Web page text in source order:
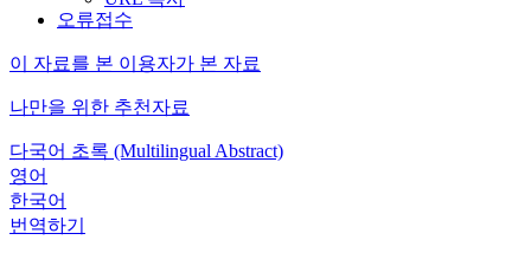
오류접수
이 자료를 본 이용자가 본 자료
나만을 위한 추천자료
다국어 초록 (Multilingual Abstract)
영어
한국어
번역하기